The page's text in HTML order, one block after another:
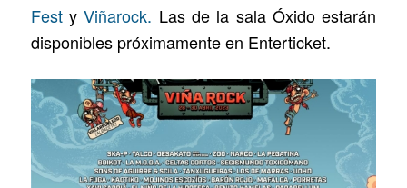
FestyViñarock. Las de la sala Óxido estarán
disponibles próximamente en Enterticket.